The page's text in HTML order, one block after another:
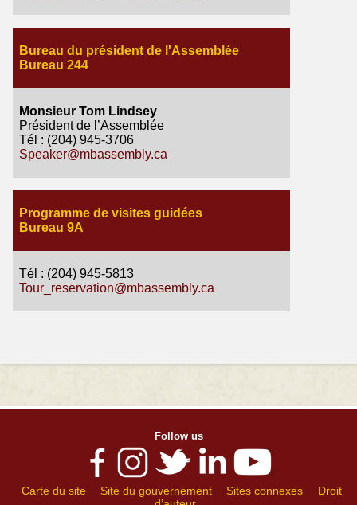
Bureau du président de l'Assemblée
Bureau 244
Monsieur Tom Lindsey
Président de l’Assemblée
Tél : (204) 945-3706
Speaker@mbassembly.ca
Programme de visites guidées
Bureau 9A
Tél : (204) 945-5813
Tour_reservation@mbassembly.ca
Follow us
Carte du site Site du gouvernement Sites connexes
Droit